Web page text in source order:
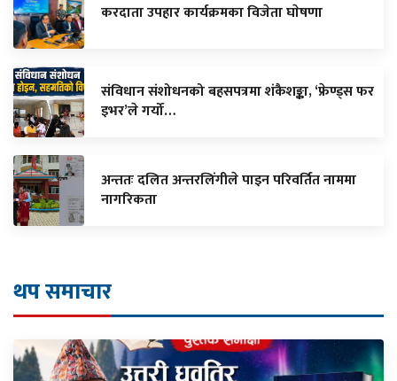
करदाता उपहार कार्यक्रमका विजेता घाेषणा
संविधान संशोधनको बहसपत्रमा शंकैशङ्का, ‘फ्रेण्ड्स फर
इभर’ले गर्यो…
अन्ततः दलित अन्तरलिंगीले पाइन परिवर्तित नाममा
नागरिकता
थप समाचार